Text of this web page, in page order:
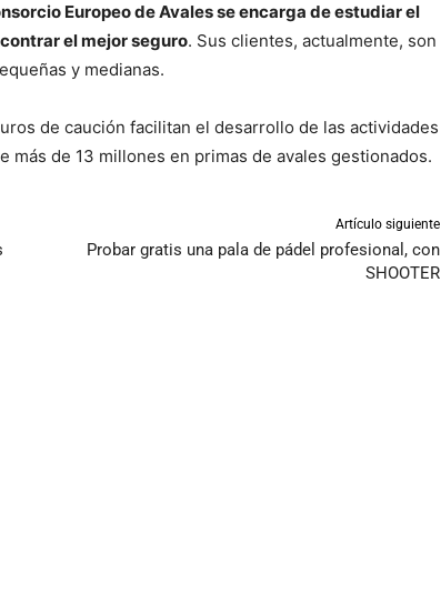
Europeo de Avales se encarga de estudiar el
el mejor seguro. Sus clientes, actualmente, son
y medianas.
de caución facilitan el desarrollo de las actividades
de 13 millones en primas de avales gestionados.
Artículo siguiente
Probar gratis una pala de pádel profesional, con
SHOOTER